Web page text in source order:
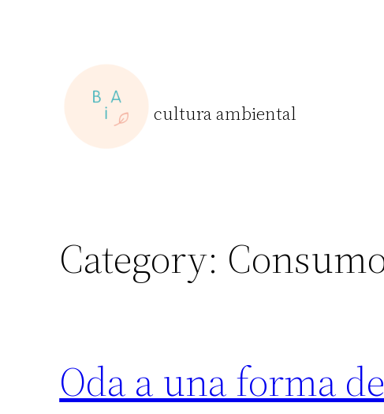
cultura ambiental
Category:
Oda a una forma